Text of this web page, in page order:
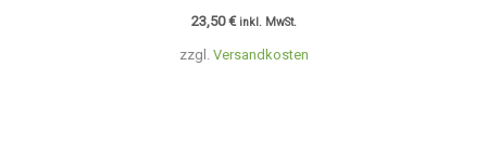
zzgl. Versandkosten
23,50€ inkl. MwSt.